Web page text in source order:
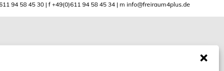
94 58 45 30 | f +49(0)611 94 58 45 34 | m info@freiraum4plus.de